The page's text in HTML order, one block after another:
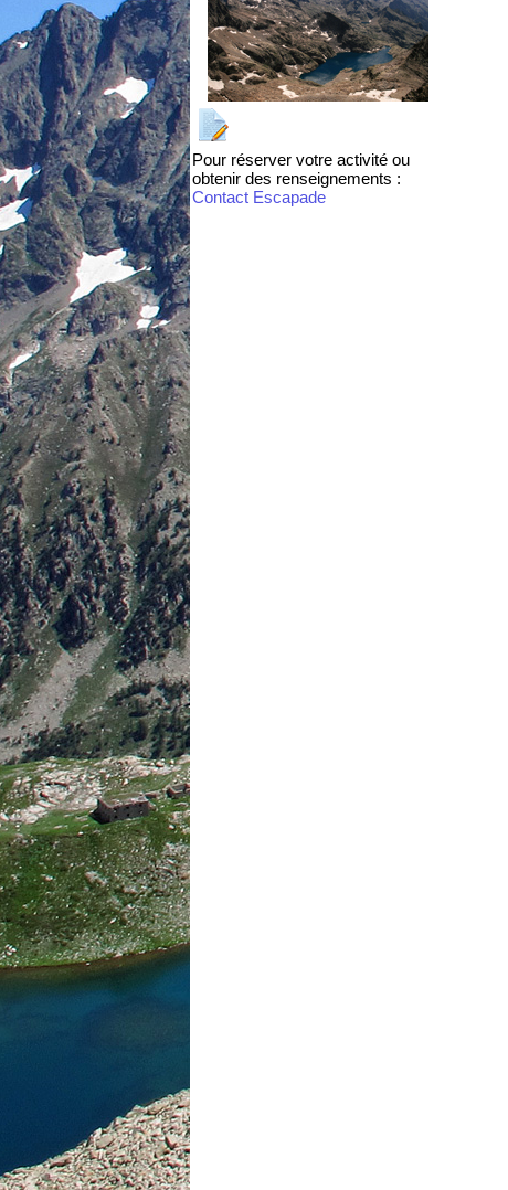
Pour réserver votre activité ou
obtenir des renseignements :
Contact Escapade